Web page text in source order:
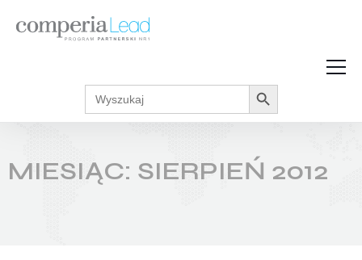
Strefa Wiedzy
Akcje promocyjne
Search
for:
Search Button
MIESIĄC: SIERPIEŃ 2012